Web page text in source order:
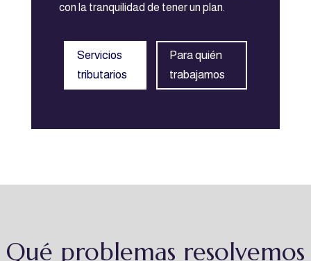
con la tranquilidad de tener un plan.
Servicios
tributarios
Para quién
trabajamos
Qué problemas resolvemos